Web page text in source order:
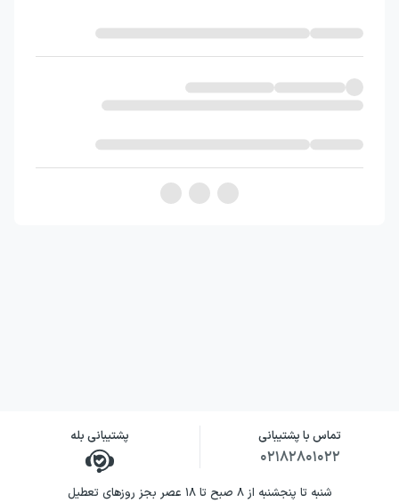
تماس با پشتیبانی
۰۲۱۸۲۸۰۱۰۲۲
پشتیبانی بله
شنبه تا پنجشنبه از ۸ صبح تا ۱۸ عصر بجز روزهای تعطیل